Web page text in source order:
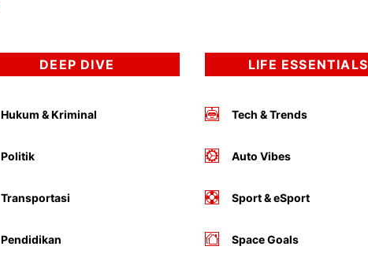
DEEP DIVE
Hukum & Kriminal
Politik
Transportasi
Pendidikan
LIFE ESSENTIALS
Tech & Trends
Auto Vibes
Sport & eSport
Space Goals